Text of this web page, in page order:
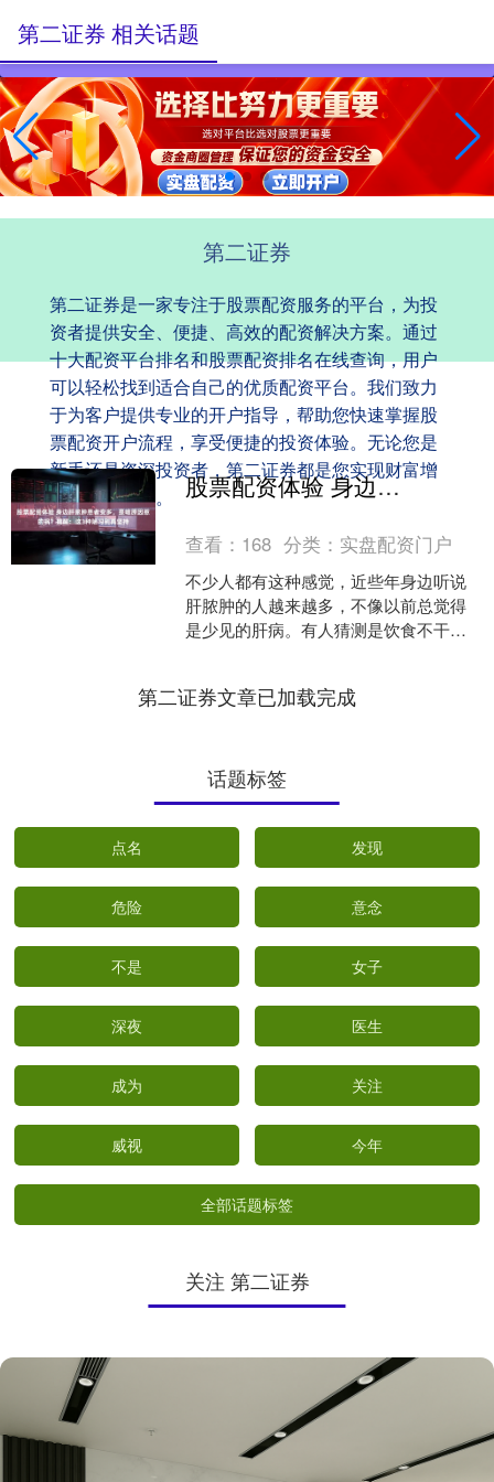
第二证券
第二证券是一家专注于股票配资服务的平台，为投
资者提供安全、便捷、高效的配资解决方案。通过
十大配资平台排名和股票配资排名在线查询，用户
可以轻松找到适合自己的优质配资平台。我们致力
于为客户提供专业的开户指导，帮助您快速掌握股
票配资开户流程，享受便捷的投资体验。无论您是
新手还是资深投资者，第二证券都是您实现财富增
值的可靠选择。
第二证券 相关话题
股票配资体验 身边肝脓肿患者变多，是啥原因惹的祸？提醒：这3种陋习别再坚持
查看： 168 分类： 实盘配资门户
不少人都有这种感觉，近些年身边听说
肝脓肿的人越来越多，不像以前总觉得
是少见的肝病。有人猜测是饮食不干
第二证券文章已加载完成
话题标签
点名 发现
危险 意念
不是 女子
深夜 医生
成为 关注
威视 今年
全部话题标签
关注 第二证券